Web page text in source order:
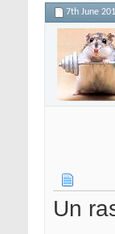
7th June
Un